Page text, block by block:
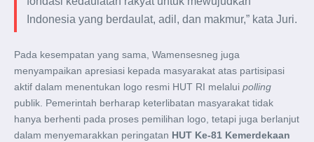
Indonesia yang berdaulat, adil, dan makmur,” kata Juri.
Pada kesempatan yang sama, Wamensesneg juga
menyampaikan apresiasi kepada masyarakat atas partisipasi
aktif dalam menentukan logo resmi HUT RI melalui polling
publik. Pemerintah berharap keterlibatan masyarakat tidak
hanya berhenti pada proses pemilihan logo, tetapi juga berlanjut
dalam menyemarakkan peringatan HUT Ke-81 Kemerdekaan